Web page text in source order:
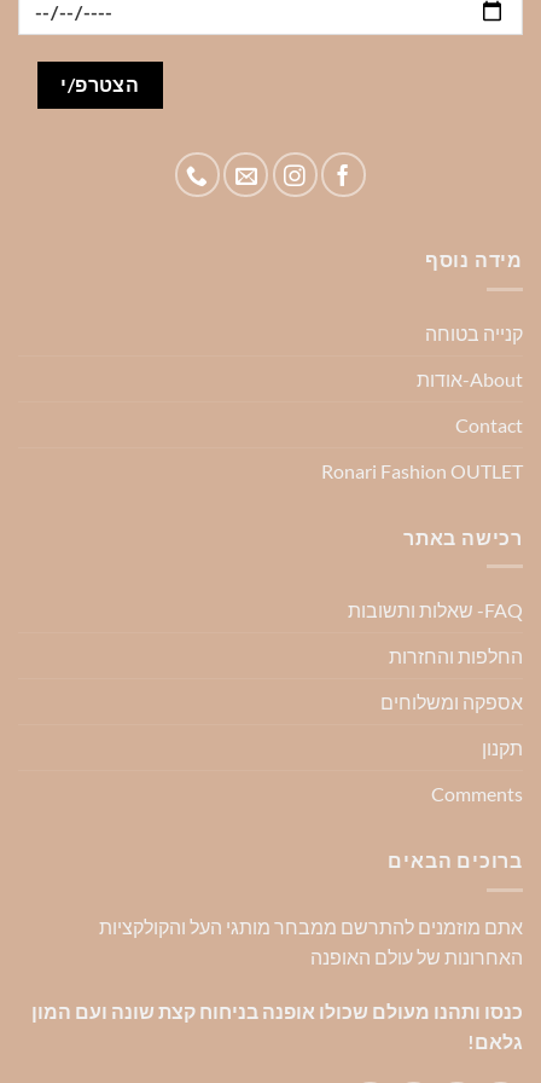
מידה נוסף
קנייה בטוחה
About-אודות
Contact
Ronari Fashion OUTLET
רכישה באתר
FAQ- שאלות ותשובות
החלפות והחזרות
אספקה ומשלוחים
תקנון
Comments
ברוכים הבאים
אתם מוזמנים להתרשם ממבחר מותגי העל והקולקציות
האחרונות של עולם האופנה
כנסו ותהנו מעולם שכולו אופנה בניחוח קצת שונה ועם המון
גלאם!